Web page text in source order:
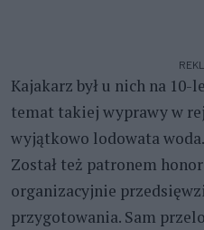
Kajakarz był u nich na
temat takiej wyprawy w
wyjątkowo lodowata
Został też patronem
organizacyjnie
przygotowania. Sam